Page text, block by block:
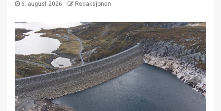
6. august 2026 Redaksjonen